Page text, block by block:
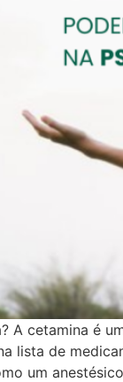
A cetamina é
lista de
um